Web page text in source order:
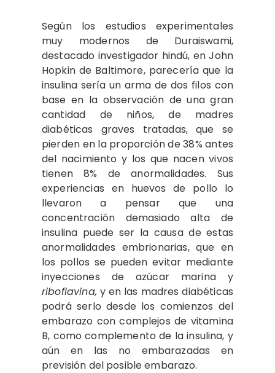
Según los estudios experimentales
muy modernos de Duraiswami,
destacado investigador hindú, en John
Hopkin de Baltimore, parecería que la
insulina sería un arma de dos filos con
base en la observación de una gran
cantidad de niños, de madres
diabéticas graves tratadas, que se
pierden en la proporción de 38% antes
del nacimiento y los que nacen vivos
tienen 8% de anormalidades. Sus
experiencias en huevos de pollo lo
llevaron a pensar que una
concentración demasiado alta de
insulina puede ser la causa de estas
anormalidades embrionarias, que en
los pollos se pueden evitar mediante
inyecciones de azúcar marina y
riboflavina, y en las madres diabéticas
podrá serlo desde los comienzos del
embarazo con complejos de vitamina
B, como complemento de la insulina, y
aún en las no embarazadas en
previsión del posible embarazo.